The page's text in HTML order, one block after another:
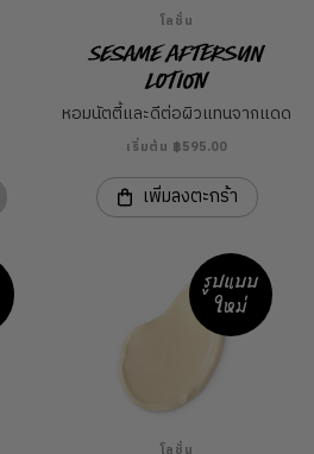
โลชั่น
Sesame Aftersun
Lotion
หอมนัตตี้และดีต่อผิวแทนจากแดด
เริ่มต้น ฿595.00
เพิ่มลงตะกร้า
รูปแบบ
ใหม่